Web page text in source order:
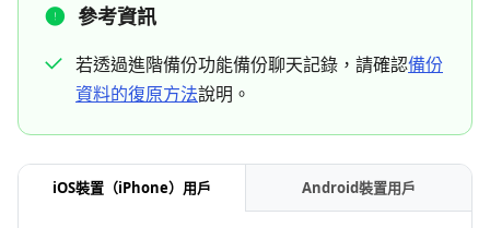
參考資訊
若透過進階備份功能備份聊天記錄，請確認備份
資料的復原方法說明。
iOS裝置（iPhone）用戶 Android裝置用戶